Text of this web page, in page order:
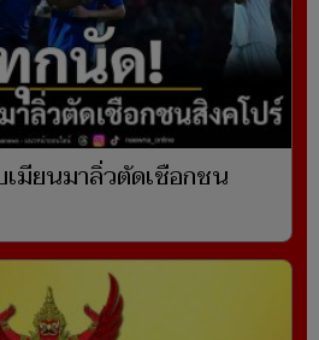
มียนมาลิ่วตัดเชือกชน